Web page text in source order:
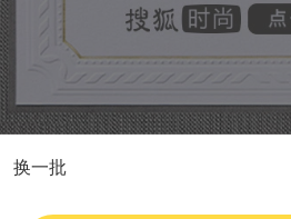
换一批